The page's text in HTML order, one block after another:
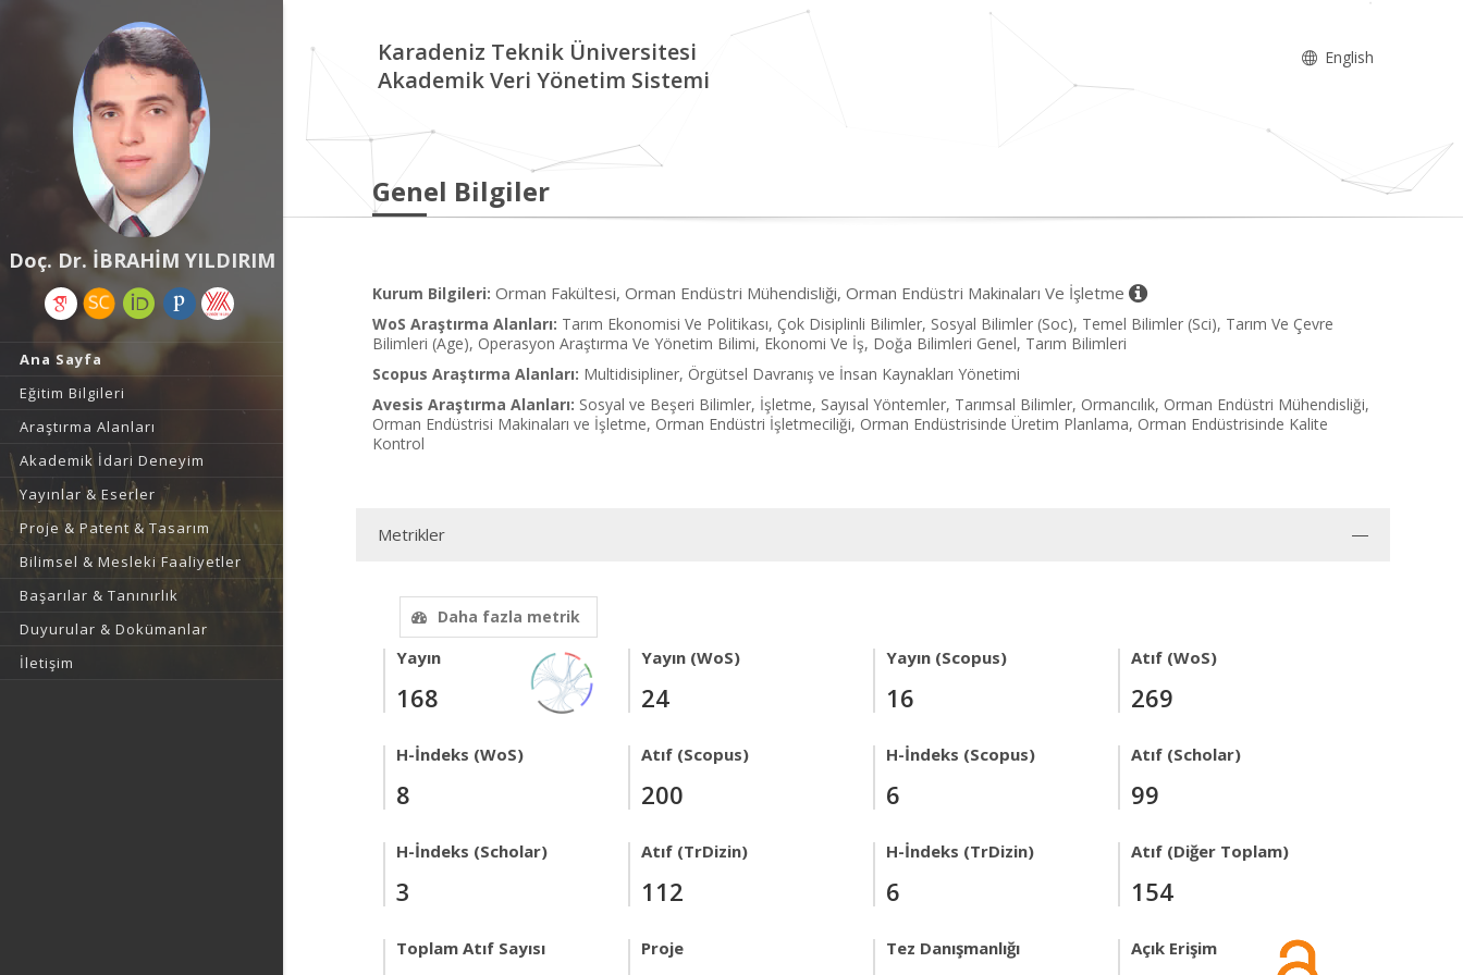
Doç. Dr. İBRAHİM YILDIRIM
Ana Sayfa
Eğitim Bilgileri
Araştırma Alanları
Akademik İdari Deneyim
Yayınlar & Eserler
Proje & Patent & Tasarım
Bilimsel & Mesleki Faaliyetler
Başarılar & Tanınırlık
Duyurular & Dokümanlar
İletişim
Karadeniz Teknik Üniversitesi
Akademik Veri Yönetim Sistemi
English
Genel Bilgiler
Kurum Bilgileri: Orman Fakültesi, Orman Endüstri Mühendisliği, Orman Endüstri Makinaları Ve İşletme
WoS Araştırma Alanları: Tarım Ekonomisi Ve Politikası, Çok Disiplinli Bilimler, Sosyal Bilimler (Soc), Temel Bilimler (Sci), Tarım Ve Çevre
Bilimleri (Age), Operasyon Araştırma Ve Yönetim Bilimi, Ekonomi Ve İş, Doğa Bilimleri Genel, Tarım Bilimleri
Scopus Araştırma Alanları: Multidisipliner, Örgütsel Davranış ve İnsan Kaynakları Yönetimi
Avesis Araştırma Alanları: Sosyal ve Beşeri Bilimler, İşletme, Sayısal Yöntemler, Tarımsal Bilimler, Ormancılık, Orman Endüstri Mühendisliği,
Orman Endüstrisi Makinaları ve İşletme, Orman Endüstri İşletmeciliği, Orman Endüstrisinde Üretim Planlama, Orman Endüstrisinde Kalite
Kontrol
Metrikler
Daha fazla metrik
Yayın
168
Yayın (WoS)
24
Yayın (Scopus)
16
Atıf (WoS)
269
H-İndeks (WoS)
8
Atıf (Scopus)
200
H-İndeks (Scopus)
6
Atıf (Scholar)
99
H-İndeks (Scholar)
3
Atıf (TrDizin)
112
H-İndeks (TrDizin)
6
Atıf (Diğer Toplam)
154
Toplam Atıf Sayısı Proje Tez Danışmanlığı Açık Erişim